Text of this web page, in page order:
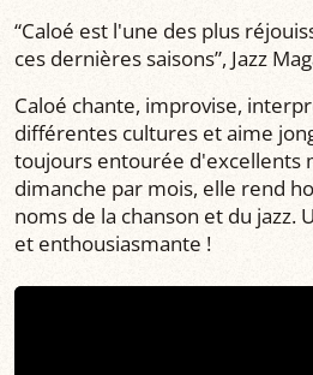
“Caloé est l'une des plus
ces dernières saisons”, Jazz
Caloé chante, improvise,
différentes cultures et aime
toujours entourée d'excellents
dimanche par mois, elle rend
noms de la chanson et du jazz.
et enthousiasmante !